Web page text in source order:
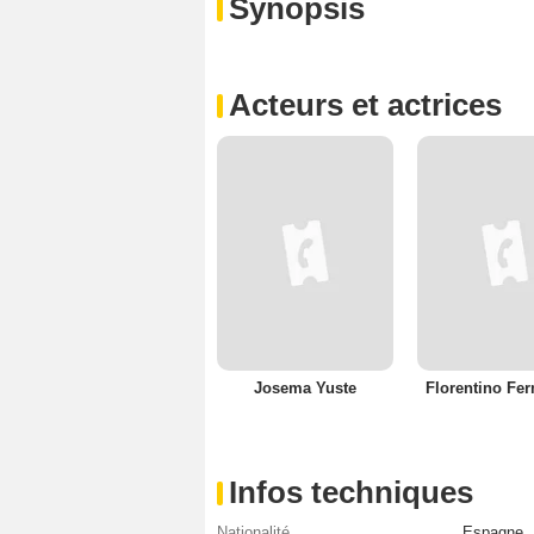
Synopsis
Acteurs et actrices
Josema Yuste Florentino
Infos techniques